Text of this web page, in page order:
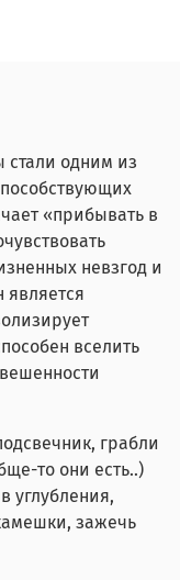
одним из
«прибывать в
невзгод и
является
вселить
грабли
то они есть..)
углубления,
зажечь